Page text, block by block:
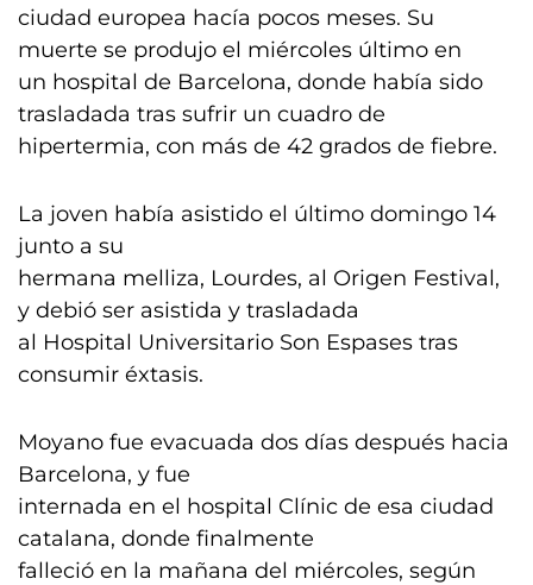
ciudad europea hacía pocos meses. Su
muerte se produjo el miércoles último en
un hospital de Barcelona, donde había sido
trasladada tras sufrir un cuadro de
hipertermia, con más de 42 grados de fiebre.
La joven había asistido el último domingo 14
junto a su
hermana melliza, Lourdes, al Origen Festival,
y debió ser asistida y trasladada
al Hospital Universitario Son Espases tras
consumir éxtasis.
Moyano fue evacuada dos días después hacia
Barcelona, y fue
internada en el hospital Clínic de esa ciudad
catalana, donde finalmente
falleció en la mañana del miércoles, según